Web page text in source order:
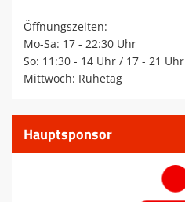
Öffnungszeiten:
Mo-Sa: 17 - 22:30 Uhr
So: 11:30 - 14 Uhr / 17 - 21 Uhr
Mittwoch: Ruhetag
Hauptsponsor